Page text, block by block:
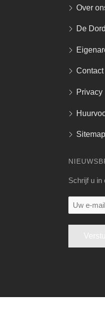
Over
De
Contact
Privacy
Sitemap
Schrijf u in
Uw
e-
mail